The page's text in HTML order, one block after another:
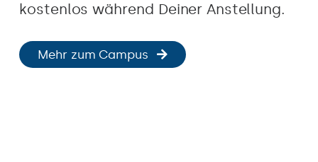
kostenlos während Deiner Anstellung.
Mehr zum Campus